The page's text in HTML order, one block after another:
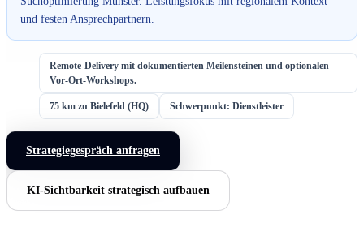
und festen Ansprechpartnern.
Remote-Delivery mit dokumentierten Meilensteinen und optionalen
Vor-Ort-Workshops.
75 km zu Bielefeld (HQ) Schwerpunkt: Dienstleister
Strategiegespräch anfragen
KI-Sichtbarkeit strategisch aufbauen